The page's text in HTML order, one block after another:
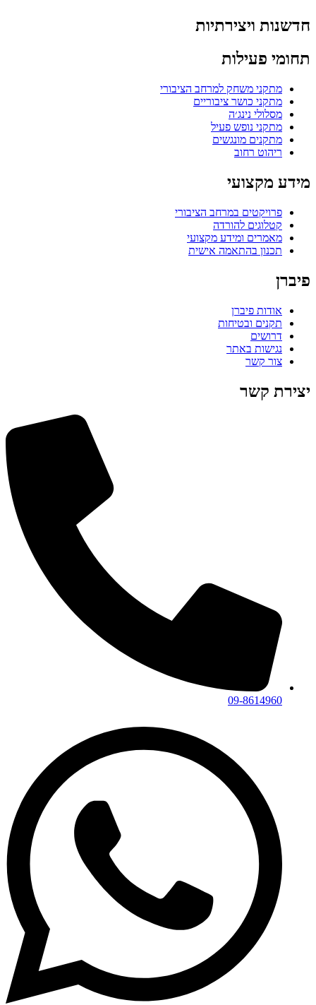
חדשנות ויצירתיות
תחומי פעילות
מתקני משחק למרחב הציבורי
מתקני כושר ציבוריים
מסלולי נינג׳ה
מתקני נופש פעיל
מתקנים מונגשים
ריהוט רחוב
מידע מקצועי
פרויקטים במרחב הציבורי
קטלוגים להורדה
מאמרים ומידע מקצועי
תכנון בהתאמה אישית
פיברן
אודות פיברן
תקנים ובטיחות
דרושים
נגישות באתר
צור קשר
יצירת קשר
09-8614960